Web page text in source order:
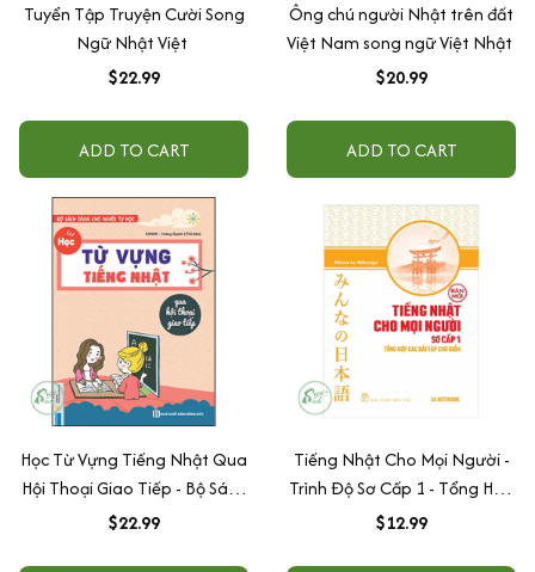
Tuyển Tập Truyện Cười Song
Ngữ Nhật Việt
$22.99
ADD TO CART
Ông chú người Nhật trên đất
Việt Nam song ngữ Việt Nhật
$20.99
ADD TO CART
Học Từ Vựng Tiếng Nhật Qua
Hội Thoại Giao Tiếp - Bộ Sách
Dành Cho Người Tự Học
$22.99
Tiếng Nhật Cho Mọi Người -
Trình Độ Sơ Cấp 1 - Tổng Hợp
Các Bài Tập Chủ Điểm (Bản
$12.99